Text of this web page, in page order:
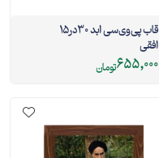
قاب پی‌وی‌سی ابد 30در15
افقی
655,000تومان